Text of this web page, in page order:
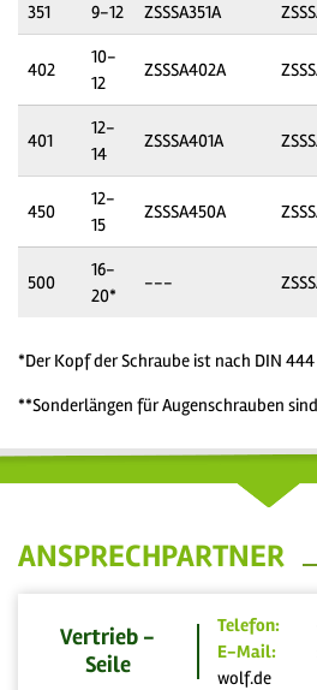
351 9-12 ZSSSA351A
402
10-
12
ZSSSA402A
401
12-
14
ZSSSA401A
450
12-
15
ZSSSA450A
500
16-
20*
---
*Der Kopf der Schraube ist nach DIN 444
**Sonderlängen für Augenschrauben
ANSPRECHPARTNER
Vertrieb -
Seile
Telefon:
E-Mail:
wolf.de